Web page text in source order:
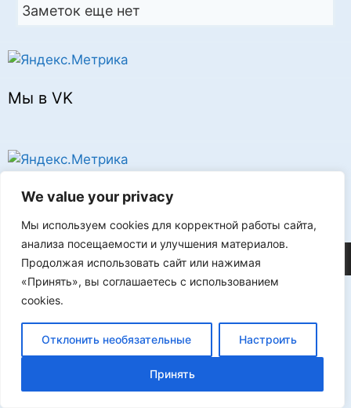
We value your privacy
Мы используем cookies для корректной работы сайта,
анализа посещаемости и улучшения материалов.
Продолжая использовать сайт или нажимая
«Принять», вы соглашаетесь с использованием
cookies.
Отклонить необязательные Настроить
Принять
Заметок еще нет
Мы в VK
Реклама
©2026 FLProg